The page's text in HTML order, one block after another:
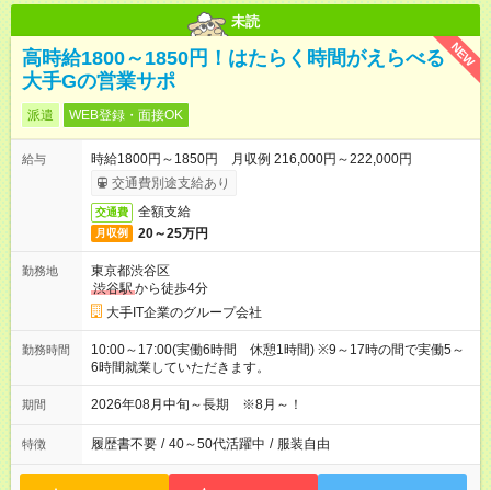
未読
NEW
高時給1800～1850円！はたらく時間がえらべる
大手Gの営業サポ
派遣 WEB登録・面接OK
給与
時給1800円～1850円 月収例 216,000円～222,000円
交通費別途支給あり
交通費 全額支給
月収例 20～25万円
勤務地
東京都渋谷区
渋谷駅から徒歩4分
大手IT企業のグループ会社
勤務時間
10:00～17:00(実働6時間 休憩1時間) ※9～17時の間で実働5～
6時間就業していただきます。
期間 2026年08月中旬～長期 ※8月～！
特徴 履歴書不要 / 40～50代活躍中 / 服装自由